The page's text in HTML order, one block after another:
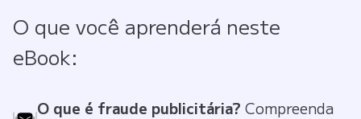
O que você aprenderá neste
eBook:
O que é fraude publicitária? Compreenda